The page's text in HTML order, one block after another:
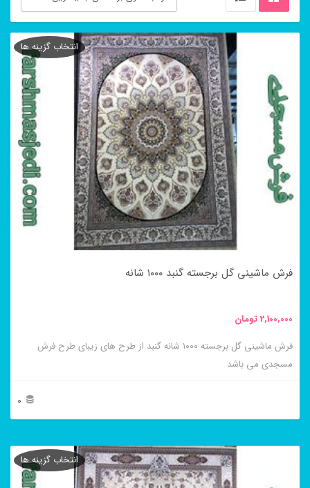
فرش ماشینی گل برجسته گنبد ۱۰۰۰ شانه
2,100,000تومان
فرش ماشینی گل برجسته ۱۰۰۰ شانه گنبد از طرح های زیبای طرح فرش
مسجدی می باشد
0
انتخاب گزینه ها
محصول
انتخاب گزینه ها